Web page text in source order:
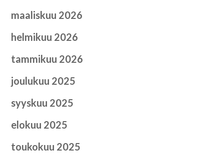
maaliskuu 2026
helmikuu 2026
tammikuu 2026
joulukuu 2025
syyskuu 2025
elokuu 2025
toukokuu 2025